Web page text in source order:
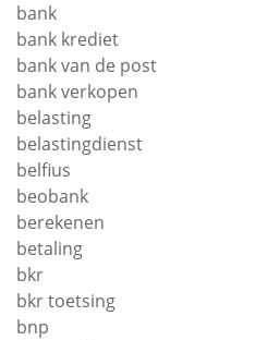
bank
bank krediet
bank van de post
bank verkopen
belasting
belastingdienst
belfius
beobank
berekenen
betaling
bkr
bkr toetsing
bnp